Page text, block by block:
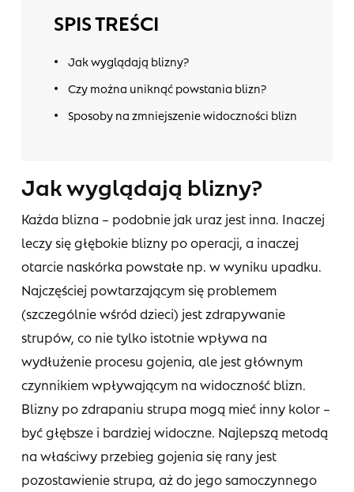
SPIS TREŚCI
Jak wyglądają blizny?
Czy można uniknąć powstania blizn?
Sposoby na zmniejszenie widoczności blizn
Jak wyglądają blizny?
Każda blizna – podobnie jak uraz jest inna. Inaczej
leczy się głębokie blizny po operacji, a inaczej
otarcie naskórka powstałe np. w wyniku upadku.
Najczęściej powtarzającym się problemem
(szczególnie wśród dzieci) jest zdrapywanie
strupów, co nie tylko istotnie wpływa na
wydłużenie procesu gojenia, ale jest głównym
czynnikiem wpływającym na widoczność blizn.
Blizny po zdrapaniu strupa mogą mieć inny kolor –
być głębsze i bardziej widoczne. Najlepszą metodą
na właściwy przebieg gojenia się rany jest
pozostawienie strupa, aż do jego samoczynnego